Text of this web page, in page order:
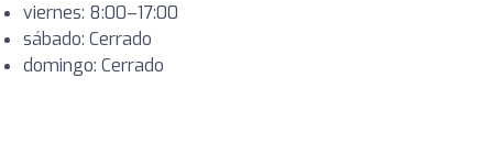
viernes: 8:00–17:00
sábado: Cerrado
domingo: Cerrado